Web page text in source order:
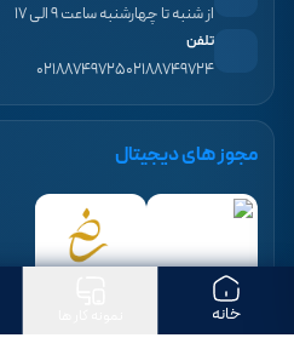
از شنبه تا چهارشنبه ساعت ۹ الی ۱۷
تلفن
۰۲۱۸۸۷۴۹۷۲۴۰۲۱۸۸۷۴۹۷۲۵
مجوز های دیجیتال
خانه